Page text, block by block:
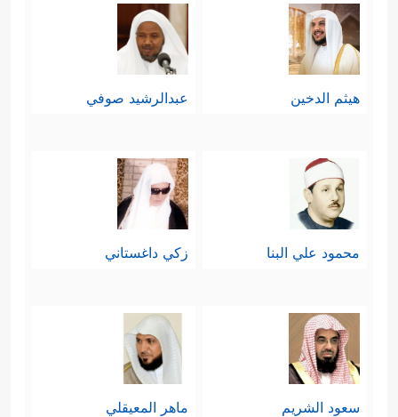
هيثم الدخين عبدالرشيد صوفي
محمود علي البنا زكي داغستاني
سعود الشريم ماهر المعيقلي